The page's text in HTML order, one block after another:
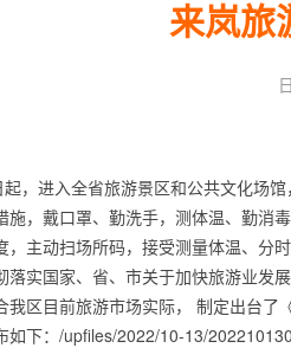
来岚旅
起，进入全省旅游景区和公共文化场
施，戴口罩、勤洗手，测体温、勤消
，主动扫场所码，接受测量体温、分
落实国家、省、市关于加快旅游业发
我区目前旅游市场实际， 制定出台
如下：/upfiles/2022/10-13/